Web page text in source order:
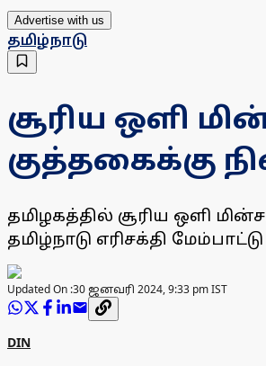
Advertise with us
தமிழ்நாடு
சூரிய ஒளி
குத்தகைக்கு
தமிழகத்தில் சூரிய ஒளி
தமிழ்நாடு எரிசக்தி
Updated On :30 ஜனவரி 2024, 9:33 pm IST
DIN